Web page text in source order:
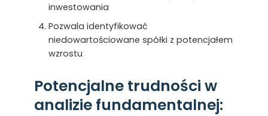
inwestowania
Pozwala identyfikować
niedowartościowane spółki z potencjałem
wzrostu
Potencjalne trudności w
analizie fundamentalnej: